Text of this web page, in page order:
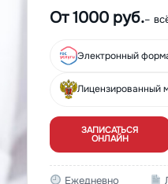
От 1000 руб.–
Электронный
Лицензированный
ЗАПИСАТЬСЯ
ОНЛАЙН
Ежедневно